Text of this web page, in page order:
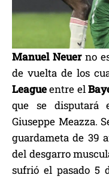
Manuel Neuerno
de vuelta de los
Leagueentre el
que se disputará
Giuseppe Meazza.
guardameta de 39
del desgarro
sufrió el pasado 5